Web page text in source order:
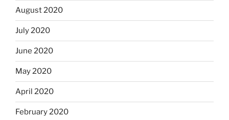
August 2020
July 2020
June 2020
May 2020
April 2020
February 2020